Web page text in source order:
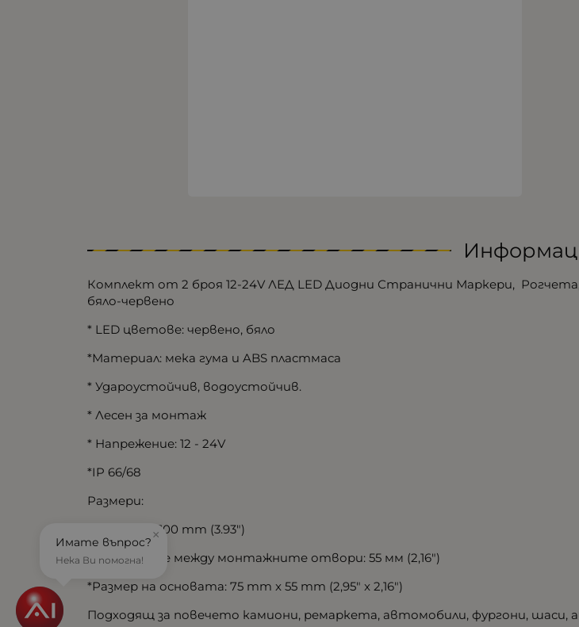
Комплект от 2 броя 12-24V ЛЕД LED Диодни Странични Маркери,
бяло-червено
* LED цветове: червено, бяло
*Материал: мека гума и ABS пластмаса
* Удароустойчив, водоустойчив.
* Лесен за монтаж
* Напрежение: 12 - 24V
*IP 66/68
Размери:
*Височина: 100 mm (3.93")
*Разстояние между монтажните отвори: 55 мм (2,16")
*Размер на основата: 75 mm x 55 mm (2,95" x 2,16")
Подходящ за повечето камиони, ремаркета, автомобили, фургони, шаси,
×
Имате въпрос?
Нека Ви помогна!